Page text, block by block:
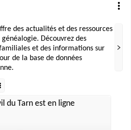
des actualités et des ressources
Découvrez des
et des informations sur
de la base de données
du Tarn est en ligne